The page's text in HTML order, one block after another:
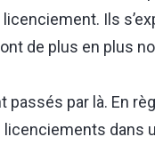
Ils
de plus en plus
par là. En
dans